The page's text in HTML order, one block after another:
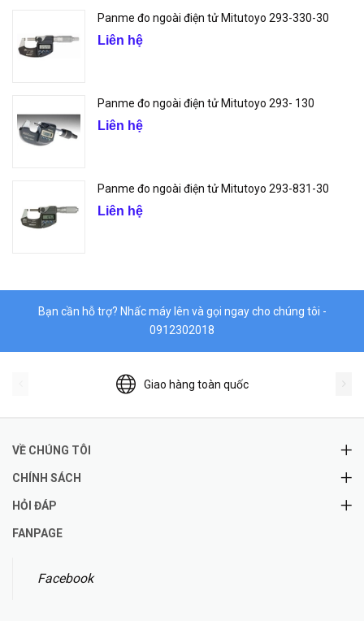
Panme đo ngoài điện tử Mitutoyo 293-330-30
Liên hệ
Panme đo ngoài điện tử Mitutoyo 293- 130
Liên hệ
Panme đo ngoài điện tử Mitutoyo 293-831-30
Liên hệ
Bạn cần hỗ trợ? Nhấc máy lên và gọi ngay cho chúng tôi -
0912302018
Giao hàng toàn quốc
VỀ CHÚNG TÔI
CHÍNH SÁCH
HỎI ĐÁP
FANPAGE
Facebook